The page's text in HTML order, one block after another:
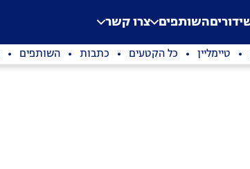
השותפים צרו קשר
טיימליין כל הקטעים כתבות השותפים